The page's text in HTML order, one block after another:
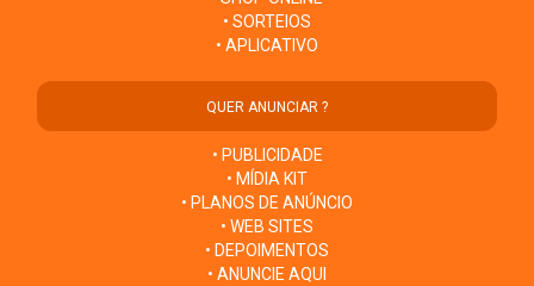
• SORTEIOS
• APLICATIVO
QUER ANUNCIAR ?
• PUBLICIDADE
• MÍDIA KIT
• PLANOS DE ANÚNCIO
• WEB SITES
• DEPOIMENTOS
• ANUNCIE AQUI